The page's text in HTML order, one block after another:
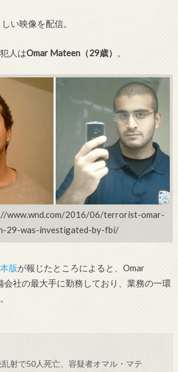
い映像を配信。
人はOmar Mateen（29歳） 。
2016/06/terrorist-omar-
29-was-investigated-by-fbi/
版が報じたところによると、Omar
会社の最大手に勤務しており、業務の一環
射で50人死亡、容疑者オマル・マテ